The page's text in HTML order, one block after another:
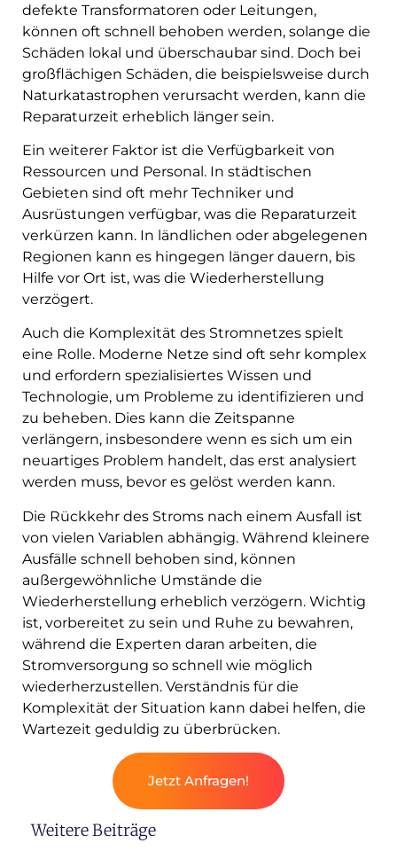
defekte Transformatoren oder Leitungen,
können oft schnell behoben werden, solange die
Schäden lokal und überschaubar sind. Doch bei
großflächigen Schäden, die beispielsweise durch
Naturkatastrophen verursacht werden, kann die
Reparaturzeit erheblich länger sein.
Ein weiterer Faktor ist die Verfügbarkeit von
Ressourcen und Personal. In städtischen
Gebieten sind oft mehr Techniker und
Ausrüstungen verfügbar, was die Reparaturzeit
verkürzen kann. In ländlichen oder abgelegenen
Regionen kann es hingegen länger dauern, bis
Hilfe vor Ort ist, was die Wiederherstellung
verzögert.
Auch die Komplexität des Stromnetzes spielt
eine Rolle. Moderne Netze sind oft sehr komplex
und erfordern spezialisiertes Wissen und
Technologie, um Probleme zu identifizieren und
zu beheben. Dies kann die Zeitspanne
verlängern, insbesondere wenn es sich um ein
neuartiges Problem handelt, das erst analysiert
werden muss, bevor es gelöst werden kann.
Die Rückkehr des Stroms nach einem Ausfall ist
von vielen Variablen abhängig. Während kleinere
Ausfälle schnell behoben sind, können
außergewöhnliche Umstände die
Wiederherstellung erheblich verzögern. Wichtig
ist, vorbereitet zu sein und Ruhe zu bewahren,
während die Experten daran arbeiten, die
Stromversorgung so schnell wie möglich
wiederherzustellen. Verständnis für die
Komplexität der Situation kann dabei helfen, die
Wartezeit geduldig zu überbrücken.
Jetzt Anfragen!
Weitere Beiträge